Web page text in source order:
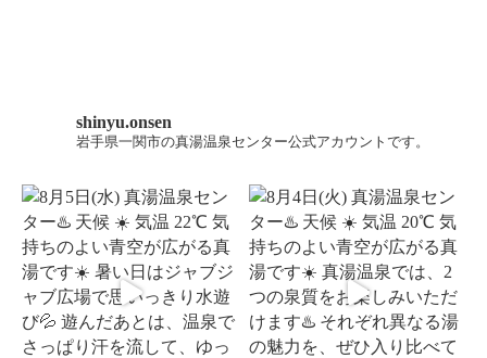
shinyu.onsen
岩手県一関市の真湯温泉センター公式アカウントです。